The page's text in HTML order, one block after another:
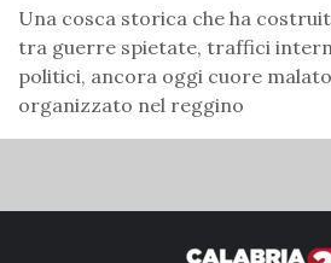
Una cosca storica che ha
tra guerre spietate, traffici
politici, ancora oggi cuore
organizzato nel reggino